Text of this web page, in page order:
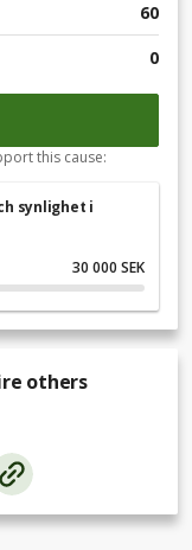
60
0
this cause:
synlighet i
30 000 SEK
others